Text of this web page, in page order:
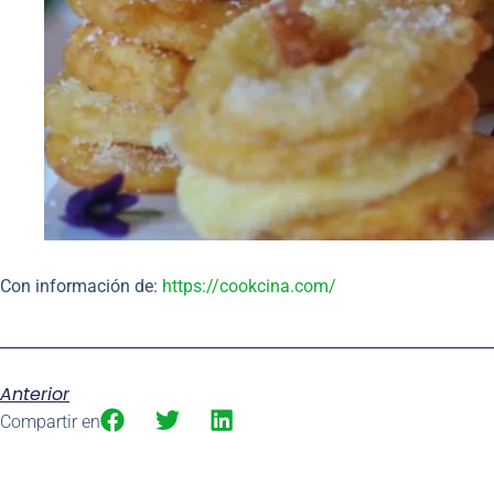
Con información de: https://cookcina.com/
Anterior
Compartir en